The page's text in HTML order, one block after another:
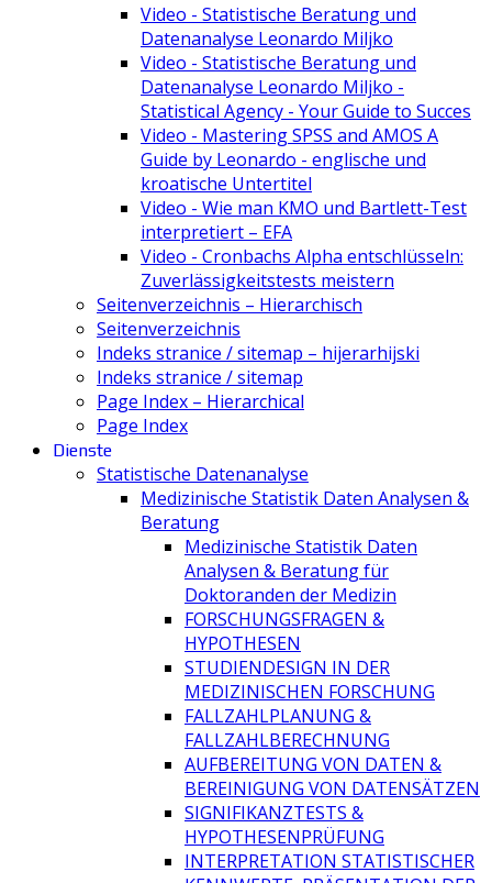
Video - Statistische Beratung und
Datenanalyse Leonardo Miljko
Video - Statistische Beratung und
Datenanalyse Leonardo Miljko -
Statistical Agency - Your Guide to Succes
Video - Mastering SPSS and AMOS A
Guide by Leonardo - englische und
kroatische Untertitel
Video - Wie man KMO und Bartlett-Test
interpretiert – EFA
Video - Cronbachs Alpha entschlüsseln:
Zuverlässigkeitstests meistern
Seitenverzeichnis – Hierarchisch
Seitenverzeichnis
Indeks stranice / sitemap – hijerarhijski
Indeks stranice / sitemap
Page Index – Hierarchical
Page Index
Dienste
Statistische Datenanalyse
Medizinische Statistik Daten Analysen &
Beratung
Medizinische Statistik Daten
Analysen & Beratung für
Doktoranden der Medizin
FORSCHUNGSFRAGEN &
HYPOTHESEN
STUDIENDESIGN IN DER
MEDIZINISCHEN FORSCHUNG
FALLZAHLPLANUNG &
FALLZAHLBERECHNUNG
AUFBEREITUNG VON DATEN &
BEREINIGUNG VON DATENSÄTZEN
SIGNIFIKANZTESTS &
HYPOTHESENPRÜFUNG
INTERPRETATION STATISTISCHER